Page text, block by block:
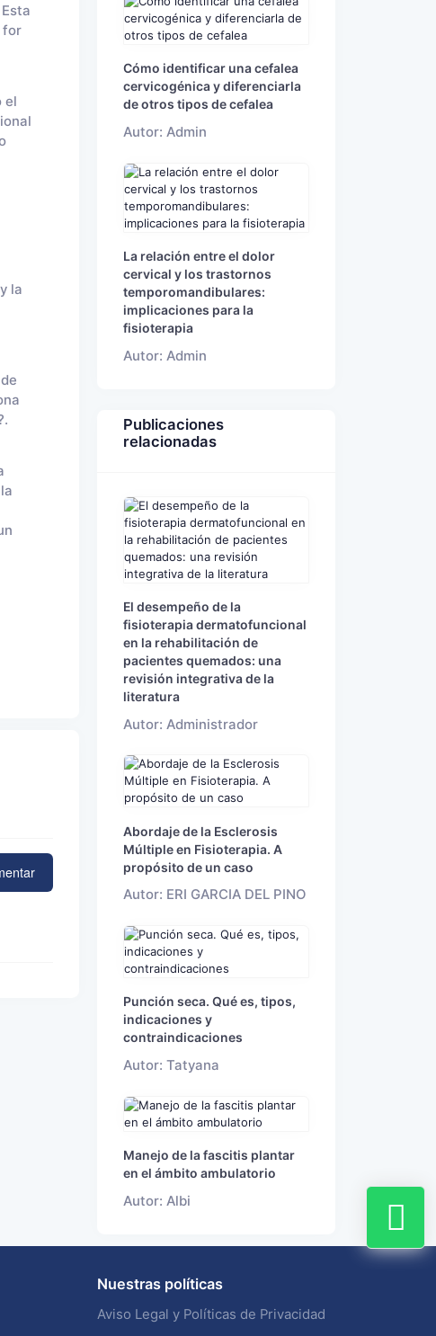
for
el
la
Cómo identificar una cefalea
cervicogénica y diferenciarla
de otros tipos de cefalea
Autor: Admin
La relación entre el dolor
cervical y los trastornos
temporomandibulares:
implicaciones para la
fisioterapia
Autor: Admin
Publicaciones
relacionadas
El desempeño de la
fisioterapia dermatofuncional
en la rehabilitación de
pacientes quemados: una
revisión integrativa de la
literatura
Autor: Administrador
Abordaje de la Esclerosis
Múltiple en Fisioterapia. A
propósito de un caso
Autor: ERI GARCIA DEL PINO
Punción seca. Qué es, tipos,
indicaciones y
contraindicaciones
Autor: Tatyana
Manejo de la fascitis plantar
en el ámbito ambulatorio
Autor: Albi
Nuestras políticas
Aviso Legal y Políticas de Privacidad